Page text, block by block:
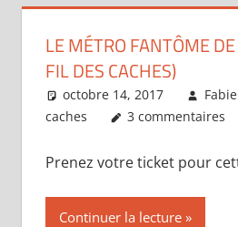
LE MÉTRO FANTÔME
FIL DES CACHES)
octobre 14, 2017
caches
3 commentaires
Prenez votre ticket pour
Continuer la lecture